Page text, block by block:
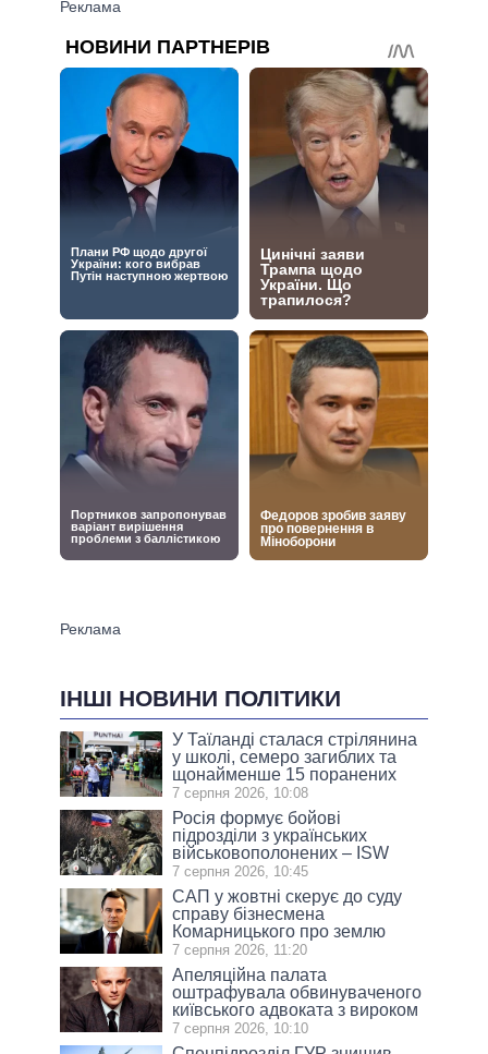
ІНШІ НОВИНИ ПОЛІТИКИ
У Таїланді сталася стрілянина
у школі, семеро загиблих та
щонайменше 15 поранених
7 серпня 2026, 10:08
Росія формує бойові
підрозділи з українських
військовополонених – ISW
7 серпня 2026, 10:45
САП у жовтні скерує до суду
справу бізнесмена
Комарницького про землю
7 серпня 2026, 11:20
Апеляційна палата
оштрафувала обвинуваченого
київського адвоката з вироком
7 серпня 2026, 10:10